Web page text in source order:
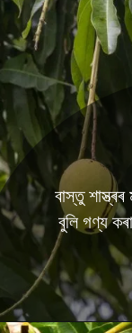
বাস্তু
বুলি গণ্য